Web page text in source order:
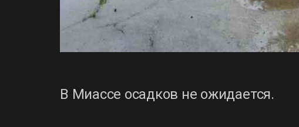
В Миассе осадков не ожидается.